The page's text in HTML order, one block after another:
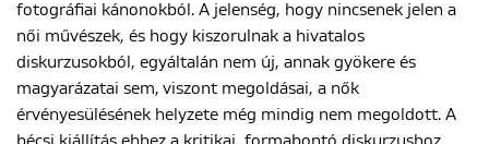
fotográfiai kánonokból. A jelenség, hogy nincsenek jelen a
női művészek, és hogy kiszorulnak a hivatalos
diskurzusokból, egyáltalán nem új, annak gyökere és
magyarázatai sem, viszont megoldásai, a nők
érvényesülésének helyzete még mindig nem megoldott. A